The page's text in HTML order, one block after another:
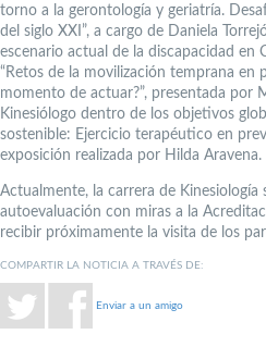
torno a la gerontología y geriatría.
del siglo XXI”, a cargo de Daniela
escenario actual de la discapacidad en
“Retos de la movilización temprana en
momento de actuar?”, presentada por
Kinesiólogo dentro de los objetivos
sostenible: Ejercicio terapéutico en
exposición realizada por Hilda Aravena.
Actualmente, la carrera de Kinesiología
autoevaluación con miras a la
recibir próximamente la visita de los
COMPARTIR LA NOTICIA A TRAVÉS DE:
Enviar a un amigo